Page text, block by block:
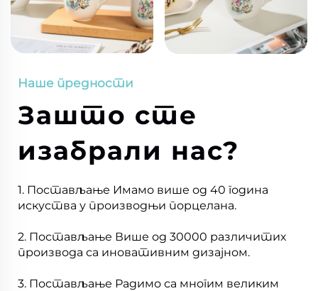
Наше предности
Зашто сте
изабрали нас?
1. Постављање Имамо више од 40 година
искуства у производњи порцелана.
2. Постављање Више од 30000 различитих
производа са иновативним дизајном.
3. Постављање Радимо са многим великим